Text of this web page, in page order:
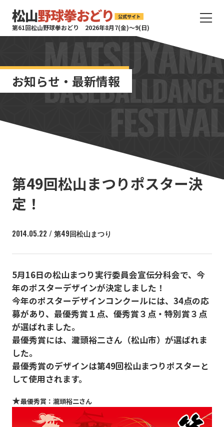
第61回松山野球拳おどり 2026年8月7(金)〜9(日)
お知らせ・最新情報
第49回松山まつりポスター決
定！
2014.05.22 / 第49回松山まつり
5月16日の松山まつり実行委員会宣伝分科会で、今
年のポスターデザインが決定しました！
今年のポスターデザインコンクールには、34点の応
募があり、最優秀賞１点、優秀賞３点・特別賞３点
が選ばれました。
最優秀賞には、瀧頭裕二さん（松山市）が選ばれま
した。
最優秀賞のデザインは第49回松山まつりポスターと
して使用されます。
★最優秀賞 ：瀧頭裕二さん
サ
タ
ト
サ
ト
ー
を